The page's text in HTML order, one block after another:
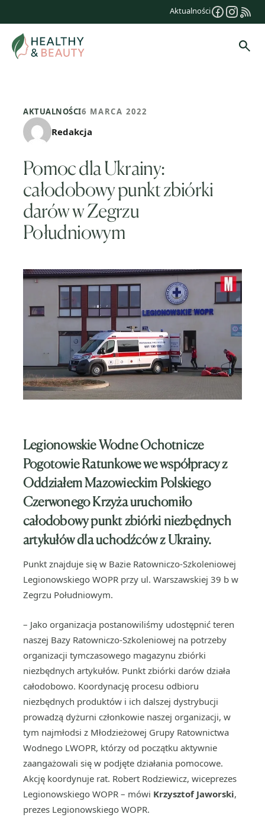
treści
Aktualności
AKTUALNOŚCI6 MARCA 2022
Redakcja
Pomoc dla Ukrainy:
całodobowy punkt zbiórki
darów w Zegrzu
Południowym
Legionowskie Wodne Ochotnicze
Pogotowie Ratunkowe we współpracy z
Oddziałem Mazowieckim Polskiego
Czerwonego Krzyża uruchomiło
całodobowypunkt zbiórki niezbędnych
artykułówdla uchodźców z Ukrainy.
Punkt znajduje się w Bazie Ratowniczo-Szkoleniowej
Legionowskiego WOPR przy ul. Warszawskiej 39 b w
Zegrzu Południowym.
– Jako organizacja postanowiliśmy udostępnić teren
naszej Bazy Ratowniczo-Szkoleniowej na potrzeby
organizacji tymczasowego magazynu zbiórki
niezbędnych artykułów. Punkt zbiórki darów działa
całodobowo. Koordynację procesu odbioru
niezbędnych produktów i ich dalszej dystrybucji
prowadzą dyżurni członkowie naszej organizacji, w
tym najmłodsi z Młodzieżowej Grupy Ratownictwa
Wodnego LWOPR, którzy od początku aktywnie
zaangażowali się w podjęte działania pomocowe.
Akcję koordynuje rat. Robert Rodziewicz, wiceprezes
Legionowskiego WOPR – mówi Krzysztof Jaworski,
prezes Legionowskiego WOPR.